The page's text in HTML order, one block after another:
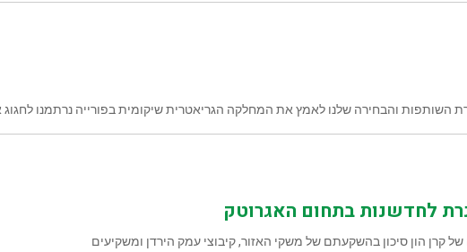
השותפות והבחירה שלנו לאמץ את המחלקה הגריאטרית שיקומית בפורייה נרתמנו
לחדשנות בתחום האגרוטק